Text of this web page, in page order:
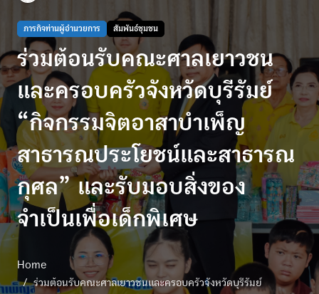
ภารกิจท่านผู้อำนวยการ สัมพันธ์ชุมชน
ร่วมต้อนรับคณะศาลเยาวชน
และครอบครัวจังหวัดบุรีรัมย์
“กิจกรรมจิตอาสาบำเพ็ญ
สาธารณประโยชน์และสาธารณ
กุศล” และรับมอบสิ่งของ
จำเป็นเพื่อเด็กพิเศษ
Home
ร่วมต้อนรับคณะศาลเยาวชนและครอบครัวจังหวัดบุรีรัมย์